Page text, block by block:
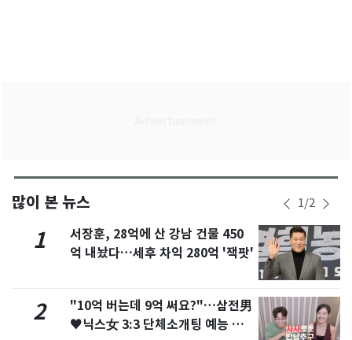
많이 본 뉴스 1/2
1
서장훈, 28억에 산 강남 건물 450
억 내놨다…세후 차익 280억 '잭팟'
2
"10억 버는데 9억 써요?"…삼전男
♥닉스女 3:3 단체소개팅 예능 화